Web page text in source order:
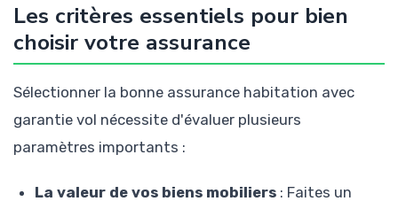
Les critères essentiels pour bien
choisir votre assurance
Sélectionner la bonne assurance habitation avec
garantie vol nécessite d'évaluer plusieurs
paramètres importants :
La valeur de vos biens mobiliers : Faites un